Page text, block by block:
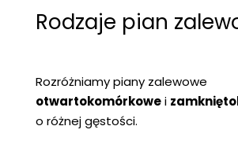
Rodzaje pian
Rozróżniamy piany zalewowe
otwartokomórkowei
o różnej gęstości.